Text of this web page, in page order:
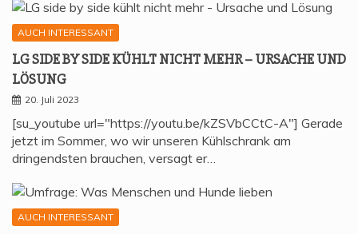
AUCH INTERESSANT
LG SIDE BY SIDE KÜHLT NICHT MEHR – URSA­CHE UND
LÖSUNG
20. Juli 2023
[su_youtube url="https://youtu.be/kZSVbCCtC-A"] Gerade
jetzt im Sommer, wo wir unseren Kühlschrank am
dringendsten brauchen, versagt er…
AUCH INTERESSANT